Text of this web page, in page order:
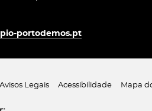
portodemos.pt
Avisos Legais Acessibilidade Mapa